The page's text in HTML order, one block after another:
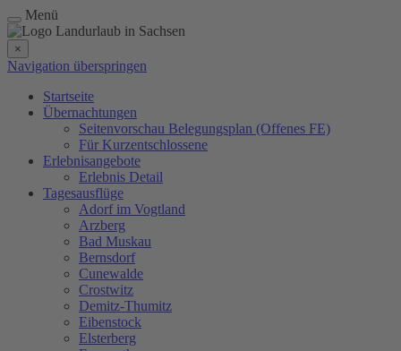
Menü
×
Navigation überspringen
Startseite
Übernachtungen
Seitenvorschau Belegungsplan (Offenes FE)
Für Kurzentschlossene
Erlebnisangebote
Erlebnis Detail
Tagesausflüge
Adorf im Vogtland
Arzberg
Bad Muskau
Bernsdorf
Cunewalde
Crostwitz
Demitz-Thumitz
Eibenstock
Elsterberg